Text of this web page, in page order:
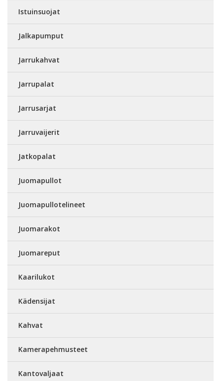
Istuinsuojat
Jalkapumput
Jarrukahvat
Jarrupalat
Jarrusarjat
Jarruvaijerit
Jatkopalat
Juomapullot
Juomapullotelineet
Juomarakot
Juomareput
Kaarilukot
Kädensijat
Kahvat
Kamerapehmusteet
Kantovaljaat